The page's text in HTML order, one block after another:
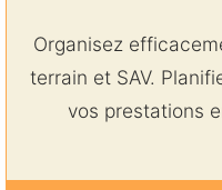
Organisez
terrain et SAV.
vos prestations